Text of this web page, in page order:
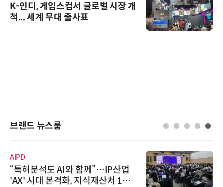
K-인디, 게임스컴서 글로벌 시장 개
척... 세계 무대 출사표
브랜드 뉴스룸
AIPD
“특허분석도 AI와 함께”…IP산업
'AX' 시대 본격화, 지식재산처 1호